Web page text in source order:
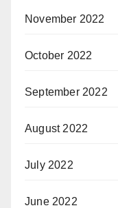
November 2022
October 2022
September 2022
August 2022
July 2022
June 2022